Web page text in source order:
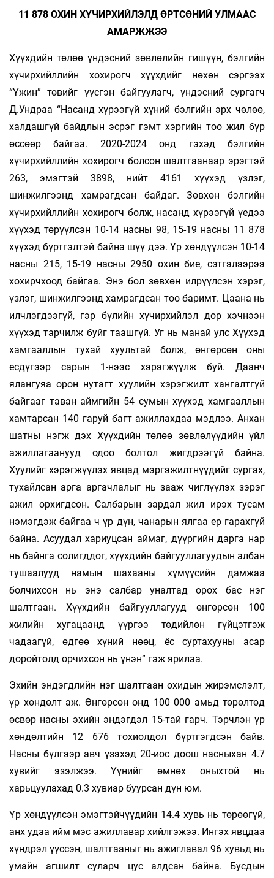
11 878 ОХИН ХҮЧИРХИЙЛЭЛД ӨРТСӨНИЙ УЛМААС
АМАРЖЖЭЭ
Хүүхдийн төлөө үндэсний зөвлөлийн гишүүн, бэлгийн
хүчирхийллийн хохирогч хүүхдийг нөхөн сэргээх
“Үжин” төвийг үүсгэн байгуулагч, үндэсний сургагч
Д.Ундраа “Насанд хүрээгүй хүний бэлгийн эрх чөлөө,
халдашгүй байдлын эсрэг гэмт хэргийн тоо жил бүр
өссөөр байгаа. 2020-2024 онд гэхэд бэлгийн
хүчирхийллийн хохирогч болсон шалтгаанаар эрэгтэй
263, эмэгтэй 3898, нийт 4161 хүүхэд үзлэг,
шинжилгээнд хамрагдсан байдаг. Зөвхөн бэлгийн
хүчирхийллийн хохирогч болж, насанд хүрээгүй үедээ
хүүхэд төрүүлсэн 10-14 насны 98, 15-19 насны 11 878
хүүхэд бүртгэлтэй байна шүү дээ. Үр хөндүүлсэн 10-14
насны 215, 15-19 насны 2950 охин бие, сэтгэлээрээ
хохирчхоод байгаа. Энэ бол зөвхөн илрүүлсэн хэрэг,
үзлэг, шинжилгээнд хамрагдсан тоо баримт. Цаана нь
илчлэгдээгүй, гэр бүлийн хүчирхийлэл дор хэчнээн
хүүхэд тарчилж буйг таашгүй. Уг нь манай улс Хүүхэд
хамгааллын тухай хуультай болж, өнгөрсөн оны
есдүгээр сарын 1-нээс хэрэгжүүлж буй. Даанч
ялангуяа орон нутагт хуулийн хэрэгжилт хангалтгүй
байгааг таван аймгийн 54 сумын хүүхэд хамгааллын
хамтарсан 140 гаруй багт ажиллахдаа мэдлээ. Анхан
шатны нэгж дэх Хүүхдийн төлөө зөвлөлүүдийн үйл
ажиллагаанууд одоо болтол жигдрээгүй байна.
Хуулийг хэрэгжүүлэх явцад мэргэжилтнүүдийг сургах,
тухайлсан арга аргачлалыг нь зааж чиглүүлэх зэрэг
ажил орхигдсон. Салбарын зардал жил ирэх тусам
нэмэгдэж байгаа ч үр дүн, чанарын ялгаа ер гарахгүй
байна. Асуудал хариуцсан аймаг, дүүргийн дарга нар
нь байнга солигддог, хүүхдийн байгууллагуудын албан
тушаалууд намын шахааны хүмүүсийн дамжаа
болчихсон нь энэ салбар уналтад орох бас нэг
шалтгаан. Хүүхдийн байгууллагууд өнгөрсөн 100
жилийн хугацаанд үүргээ төдийлөн гүйцэтгэж
чадаагүй, өдгөө хүний нөөц, ёс суртахууны асар
доройтолд орчихсон нь үнэн” гэж ярилаа.
Эхийн эндэгдлийн нэг шалтгаан охидын жирэмслэлт,
үр хөндөлт аж. Өнгөрсөн онд 100 000 амьд төрөлтөд
өсвөр насны эхийн эндэгдэл 15-тай гарч. Тэрчлэн үр
хөндөлтийн 12 676 тохиолдол бүртгэгдсэн байв.
Насны бүлгээр авч үзэхэд 20-иос доош насныхан 4.7
хувийг эзэлжээ. Үүнийг өмнөх оныхтой нь
харьцуулахад 0.3 хувиар буурсан дүн юм.
Үр хөндүүлсэн эмэгтэйчүүдийн 14.4 хувь нь төрөөгүй,
анх удаа ийм мэс ажиллавар хийлгэжээ. Ингэх явцдаа
хүндрэл үүссэн, шалтгааныг нь ажиглавал 96 хувьд нь
умайн агшилт суларч цус алдсан байна. Бусдын